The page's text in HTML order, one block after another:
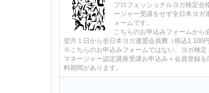
プロフェッショナルヨガ検定合
ージャー受講をせず全日本ヨガ
ォームです。
こちらのお申込みフォームから
翌月１日から全日本ヨガ連盟会員費（税込1,100
※こちらのお申込みフォームではない、ヨガ検
マネージャー認定講座受講お申込み＋会員登録
料期間があります。